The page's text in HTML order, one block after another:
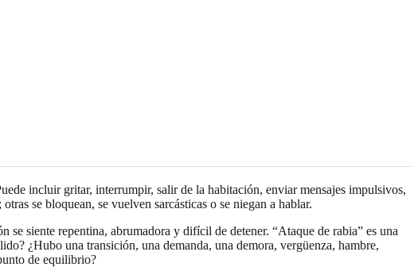
incluir gritar, interrumpir, salir de la habitación, enviar mensajes impulsivos,
se bloquean, se vuelven sarcásticas o se niegan a hablar.
siente repentina, abrumadora y difícil de detener. “Ataque de rabia” es una
¿Hubo una transición, una demanda, una demora, vergüenza, hambre,
de equilibrio?